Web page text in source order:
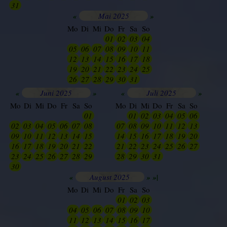
31
« Mai 2025 »
Mo Di Mi Do Fr Sa So
01 02 03 04
05 06 07 08 09 10 11
12 13 14 15 16 17 18
19 20 21 22 23 24 25
26 27 28 29 30 31
« Juni 2025 »
Mo Di Mi Do Fr Sa So
01
02 03 04 05 06 07 08
09 10 11 12 13 14 15
16 17 18 19 20 21 22
23 24 25 26 27 28 29
30
« Juli 2025 »
Mo Di Mi Do Fr Sa So
01 02 03 04 05 06
07 08 09 10 11 12 13
14 15 16 17 18 19 20
21 22 23 24 25 26 27
28 29 30 31
« August 2025 » »|
Mo Di Mi Do Fr Sa So
01 02 03
04 05 06 07 08 09 10
11 12 13 14 15 16 17